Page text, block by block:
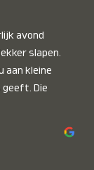
avond
slapen.
aan kleine
geeft. Die